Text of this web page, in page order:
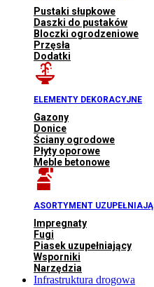
Pustaki słupkowe
Daszki do pustaków
Bloczki ogrodzeniowe
Przęsła
Dodatki
ELEMENTY DEKORACYJNE
Gazony
Donice
Ściany ogrodowe
Płyty oporowe
Meble betonowe
ASORTYMENT
Impregnaty
Fugi
Piasek uzupełniający
Wsporniki
Narzędzia
Infrastruktura drogowa